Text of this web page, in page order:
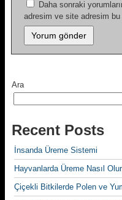
Daha sonraki
adresim ve site adresim bu
Ara
Recent Posts
İnsanda Üreme Sistemi
Hayvanlarda Üreme Nasıl
Çiçekli Bitkilerde Polen ve